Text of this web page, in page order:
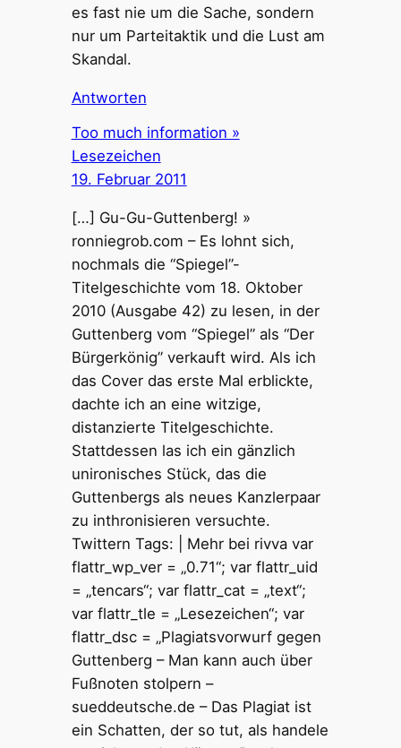
es fast nie um die Sache, sondern
nur um Parteitaktik und die Lust am
Skandal.
Antworten
Too much information »
Lesezeichen
19. Februar 2011
[…] Gu-Gu-Guttenberg! »
ronniegrob.com – Es lohnt sich,
nochmals die “Spiegel”-
Titelgeschichte vom 18. Oktober
2010 (Ausgabe 42) zu lesen, in der
Guttenberg vom “Spiegel” als “Der
Bürgerkönig” verkauft wird. Als ich
das Cover das erste Mal erblickte,
dachte ich an eine witzige,
distanzierte Titelgeschichte.
Stattdessen las ich ein gänzlich
unironisches Stück, das die
Guttenbergs als neues Kanzlerpaar
zu inthronisieren versuchte.
Twittern Tags: | Mehr bei rivva var
flattr_wp_ver = „0.71“; var flattr_uid
= „tencars“; var flattr_cat = „text“;
var flattr_tle = „Lesezeichen“; var
flattr_dsc = „Plagiatsvorwurf gegen
Guttenberg – Man kann auch über
Fußnoten stolpern –
sueddeutsche.de – Das Plagiat ist
ein Schatten, der so tut, als handele